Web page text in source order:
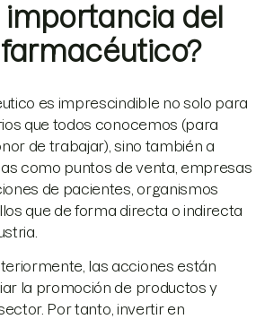
importancia del
es imprescindible no solo para
que todos conocemos (para
de trabajar), sino también a
como puntos de venta, empresas
de pacientes, organismos
que de forma directa o indirecta
las acciones están
la promoción de productos y
Por tanto, invertir en